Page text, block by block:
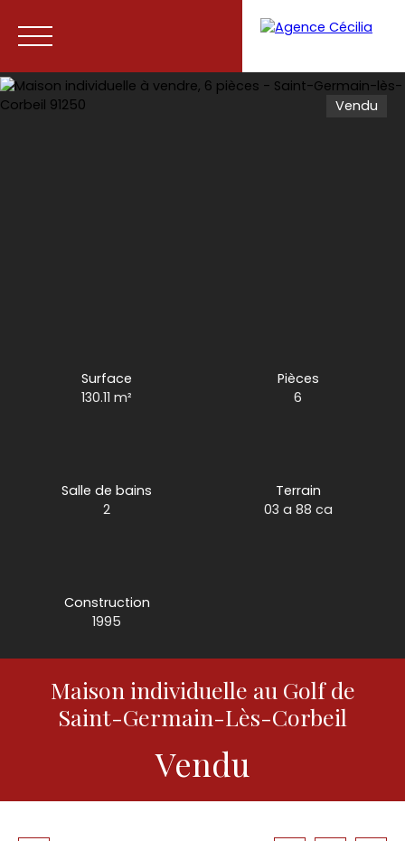
Vendu
Surface
130.11m²
Pièces
6
Salle de bains
2
Terrain
03 a 88 ca
Construction
1995
Maison individuelle au Golf de
Saint-Germain-Lès-Corbeil
Vendu